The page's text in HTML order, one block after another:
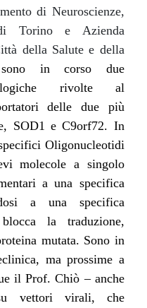
di Neuroscienze,
Torino e Azienda
della Salute e della
in corso due
rivolte al
delle due più
SOD1 e C9orf72. In
Oligonucleotidi
molecole a singolo
a una specifica
a una specifica
la traduzione,
mutata. Sono in
ma prossime a
il Prof. Chiò – anche
vettori virali, che